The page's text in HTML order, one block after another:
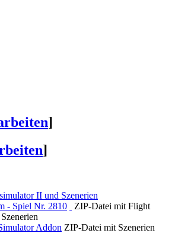
]
]
II und Szenerien
- Spiel Nr. 2810
ZIP-Datei mit Flight
Addon ZIP-Datei mit Szenerien